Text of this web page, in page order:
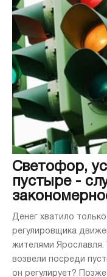
Светофор,
пустыре -
Денег хватило
регулировщика
жителями Ярославля.
возвели посреди
он регулирует?